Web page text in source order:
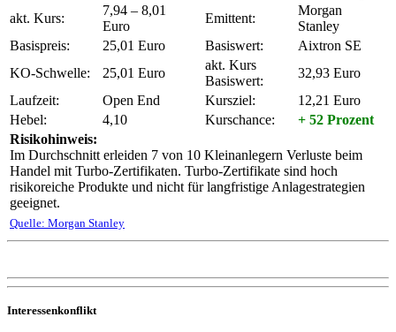
akt. Kurs:
7,94 – 8,01
Euro
Emittent:
Morgan
Stanley
Basispreis:
25,01 Euro Basiswert:
Aixtron SE
KO-Schwelle:
25,01 Euro
akt. Kurs
Basiswert:
32,93 Euro
Laufzeit:
Open End Kursziel:
12,21 Euro
Hebel:
4,10 Kurschance:
+ 52 Prozent
Risikohinweis:
Im Durchschnitt erleiden 7 von 10 Kleinanlegern Verluste beim
Handel mit Turbo-Zertifikaten. Turbo-Zertifikate sind hoch
risikoreiche Produkte und nicht für langfristige Anlagestrategien
geeignet.
Quelle: Morgan Stanley
Interessenkonflikt